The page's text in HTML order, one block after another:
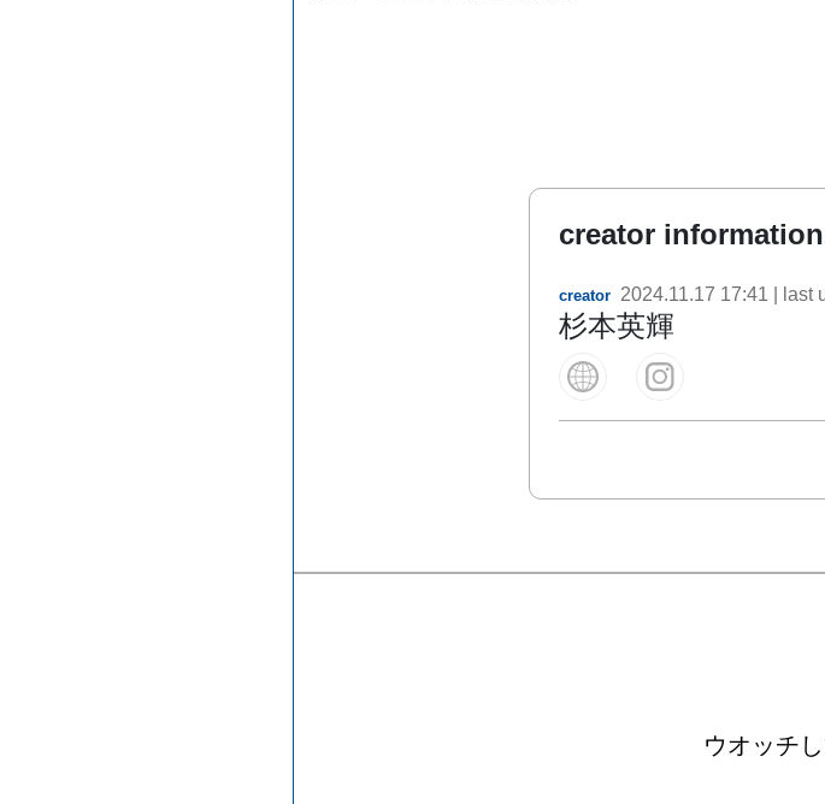
creator information
creator 2024.11.17 17:41 | last
杉本英輝
ウオッチ